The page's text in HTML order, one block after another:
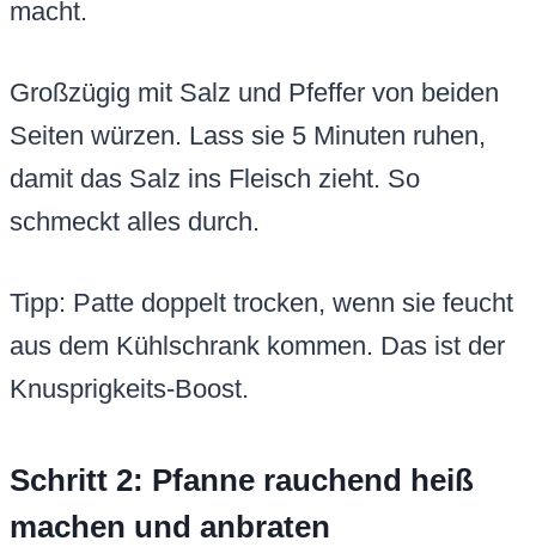
macht.
Großzügig mit Salz und Pfeffer von beiden
Seiten würzen. Lass sie 5 Minuten ruhen,
damit das Salz ins Fleisch zieht. So
schmeckt alles durch.
Tipp: Patte doppelt trocken, wenn sie feucht
aus dem Kühlschrank kommen. Das ist der
Knusprigkeits-Boost.
Schritt 2: Pfanne rauchend heiß
machen und anbraten